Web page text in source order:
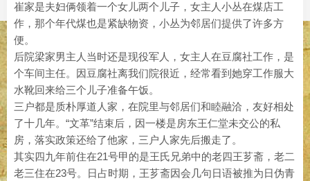
崔家是夫妇俩领着一个女儿两个儿子，女主人小丛在煤店工
作，那个年代煤也是紧缺物资，小丛为邻居们提供了许多方
便。
后院梁家男主人当时还是现役军人，女主人在豆腐社工作，是
个车间主任。因豆腐社离我们院很近，经常看到她穿工作服大
水靴回来给三个儿子准备午饭。
三户都是质朴厚道人家，在院里与邻居们和睦融洽，友好相处
了十几年。“文革”结束后，因一楼是房东王仁堂未交公的私
房，落实政策还给了他家，三户人家先后搬走了。
其实四九年前住在21号甲的是王氏兄弟中的老四王芗斋，老二
老三住在23号。日占时期，王芗斋因会几句日语被推为日伪青